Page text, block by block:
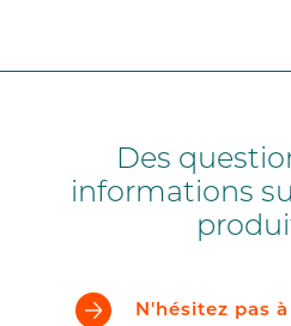
Des
informations
N'hésitez pas